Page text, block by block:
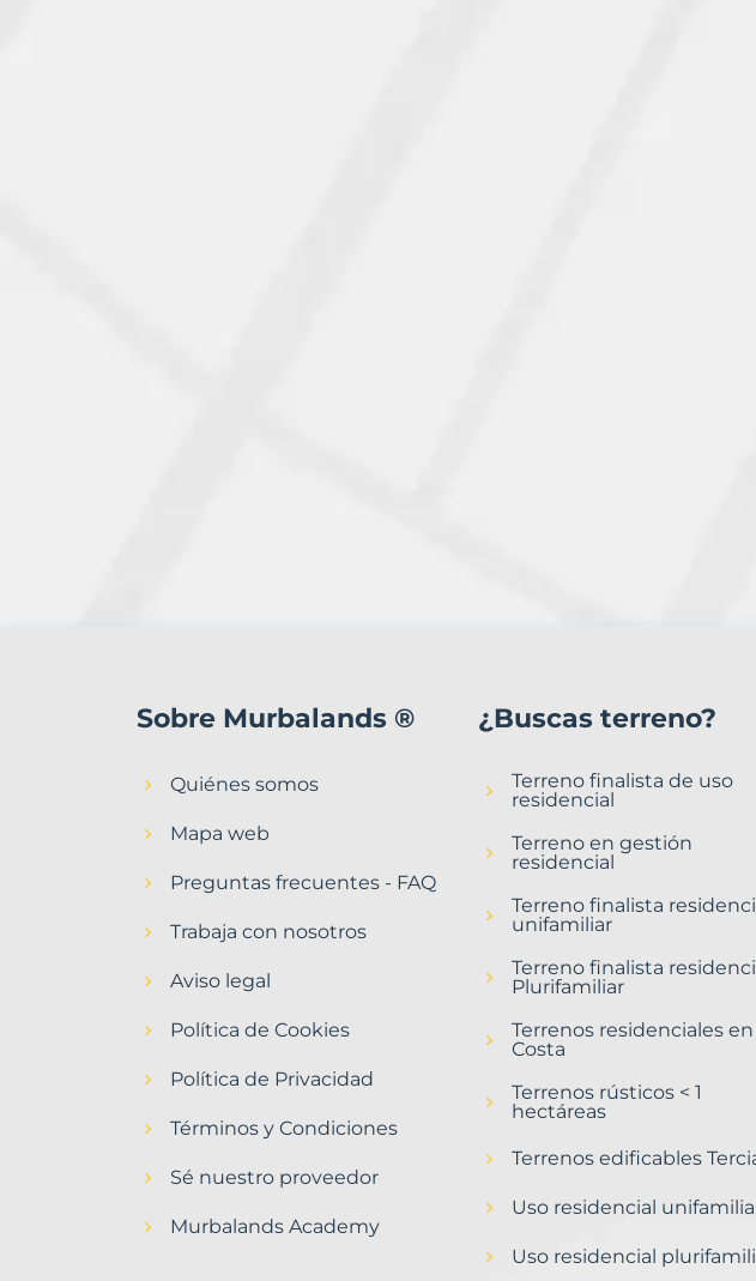
Municipio
Sobre Murbalands ®
Quiénes somos
Mapa web
Preguntas frecuentes - FAQ
Trabaja con nosotros
Aviso legal
Política de Cookies
Política de Privacidad
Términos y Condiciones
Sé nuestro proveedor
Murbalands Academy
¿Buscas terreno?
Terreno finalista de uso
residencial
Terreno en gestión
residencial
Terreno finalista
unifamiliar
Terreno finalista
Plurifamiliar
Terrenos residenciales en
Costa
Terrenos rústicos < 1
hectáreas
Terrenos edificables
Uso residencial
Uso residencial